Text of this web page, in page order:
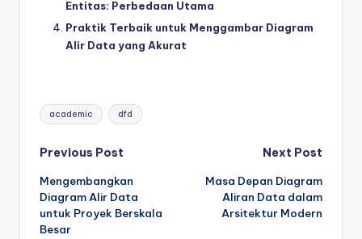
Entitas: Perbedaan Utama
Praktik Terbaik untuk Menggambar Diagram
Alir Data yang Akurat
Tags:
academic dfd
Post
navigation
Previous Post
Mengembangkan
Diagram Alir Data
untuk Proyek Berskala
Besar
Next Post
Masa Depan Diagram
Aliran Data dalam
Arsitektur Modern